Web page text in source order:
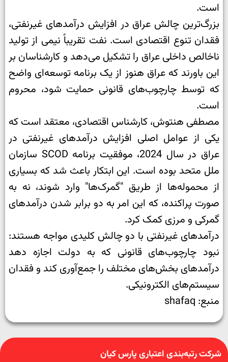
است.
بزرگ‌ترین چالش عراق در افزایش درآمدهای غیرنفتی،
فقدان تنوع اقتصادی است. نفت تقریباً نیمی از تولید
ناخالص داخلی عراق را تشکیل می‌دهد و کارشناسان بر
این باورند که عراق هنوز از یک برنامه توسعه‌ای واضح
که توسط چارچوب‌های قانونی حمایت شود، محروم
است.
مصطفی هنتوش، کارشناس اقتصادی، معتقد است که
یکی از عوامل اصلی افزایش درآمدهای غیرنفتی در
عراق در سال 2024، موفقیت برنامه SCOD سازمان
ملل متحد بوده است. این ابتکار باعث شد که بسیاری
از محموله‌ها از طریق "گمرک‌ها" وارد شوند، نه به
صورت پراکنده، که این امر به دو برابر شدن درآمدهای
گمرکی و مرزی کمک کرد.
درآمدهای غیرنفتی با دو چالش کلیدی مواجه هستند:
نبود چارچوب‌های قانونی که به دولت اجازه دهد
درآمدهای بخش‌های مختلف را جمع‌آوری کند و فقدان
سیستم‌های الکترونیکی.
منبع: shafaq
شرکت رتبه‌بندی اعتباری پارس کیان